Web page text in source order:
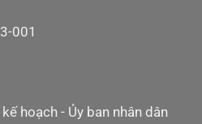
001
hoạch - Ủy ban nhân dân